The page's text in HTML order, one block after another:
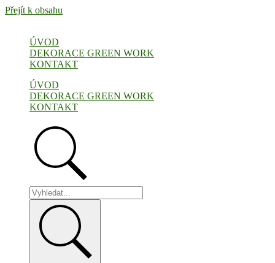
Přejít k obsahu
ÚVOD
DEKORACE GREEN WORK
KONTAKT
ÚVOD
DEKORACE GREEN WORK
KONTAKT